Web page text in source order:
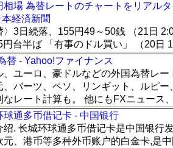
相場 為替レートのチャートをリアル
経済新聞
〉3日続落、155円49～50銭 （21日
円台半ば 「有事のドル買い」 （20日
替 - Yahoo!ファイナンス
、ユーロ、豪ドルなどの外国為替レ
、バーツ、ペソ、リンギット、ルピ
なレート計算も。 他にもFXニュース
球通多币借记卡 - 中国银行
绍. 长城环球通多币借记卡是中国银行
元、港币等多种外币账户的白金卡,是